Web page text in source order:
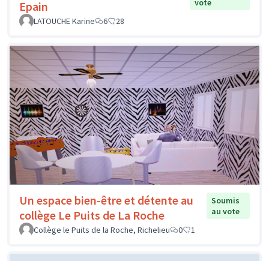
Epain
LATOUCHE Karine
6 28
Un espace bien-être et détente au
collège Le Puits de La Roche
Soumis
au vote
Collège le Puits de la Roche, Richelieu
0 1